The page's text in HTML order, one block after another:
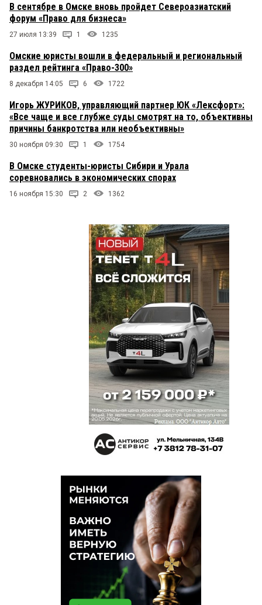
В сентябре в Омске вновь пройдет Североазиатский
форум «Право для бизнеса»
27 июля 13:39 1 1235
Омские юристы вошли в федеральный и региональный
раздел рейтинга «Право-300»
8 декабря 14:05 6 1722
Игорь ЖУРИКОВ, управляющий партнер ЮК «Лексфорт»:
«Все чаще и все глубже суды смотрят на то, объективны
причины банкротства или необъективны»
30 ноября 09:30 1 1754
В Омске студенты-юристы Сибири и Урала
соревновались в экономических спорах
16 ноября 15:30 2 1362